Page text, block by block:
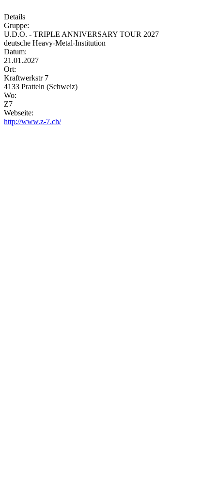
Details
Gruppe:
U.D.O. - TRIPLE ANNIVERSARY TOUR 2027
deutsche Heavy-Metal-Institution
Datum:
21.01.2027
Ort:
Kraftwerkstr 7
4133 Pratteln (Schweiz)
Wo:
Z7
Webseite:
http://www.z-7.ch/